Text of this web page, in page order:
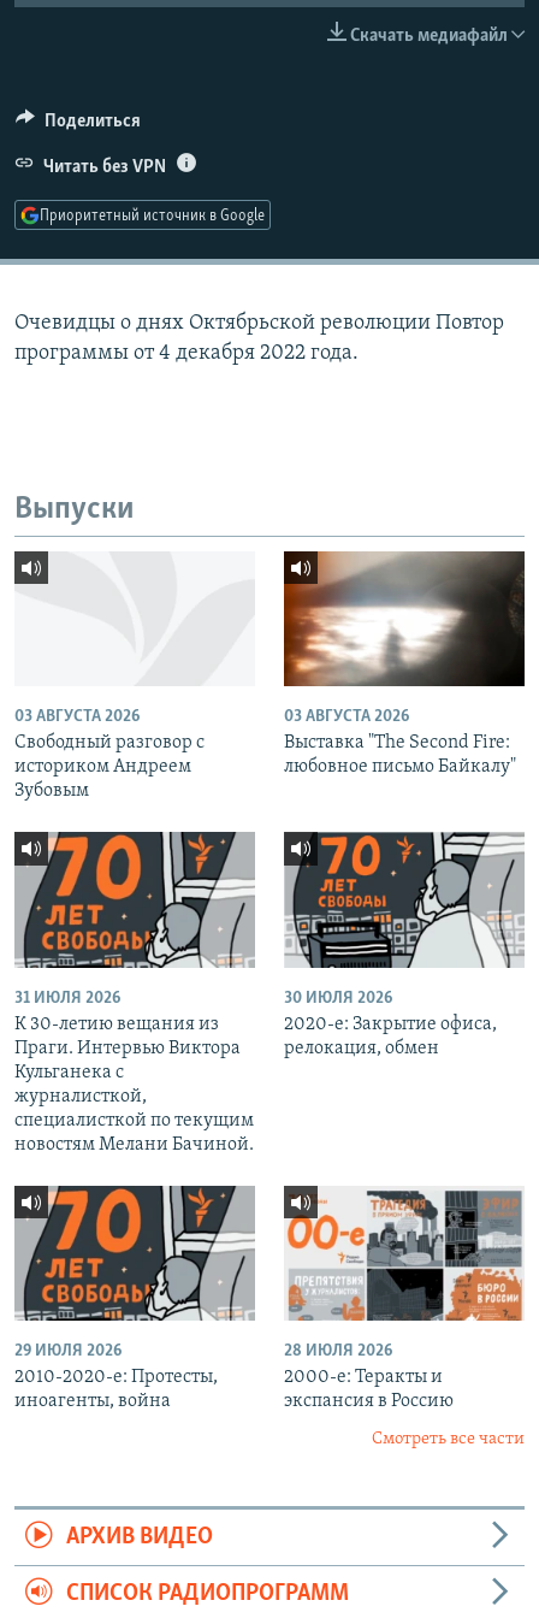
СОЦИАЛЬНЫЕ СЕТИ
Скачать медиафайл
Поделиться
Читать без VPN
Приоритетный источник в Google
Очевидцы о днях Октябрьской революции Повтор
программы от 4 декабря 2022 года.
Выпуски
03 АВГУСТА 2026
Свободный разговор с
историком Андреем
Зубовым
03 АВГУСТА 2026
Выставка "The Second Fire:
любовное письмо Байкалу"
31 ИЮЛЯ 2026
К 30-летию вещания из
Праги. Интервью Виктора
Кульганека с
журналисткой,
специалисткой по текущим
новостям Мелани Бачиной.
30 ИЮЛЯ 2026
2020-е: Закрытие офиса,
релокация, обмен
29 ИЮЛЯ 2026
2010-2020-е: Протесты,
иноагенты, война
28 ИЮЛЯ 2026
2000-е: Теракты и
экспансия в Россию
Смотреть все части
АРХИВ ВИДЕО
СПИСОК РАДИОПРОГРАММ